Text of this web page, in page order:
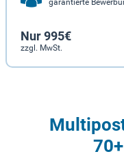
Nur 995€
zzgl. MwSt.